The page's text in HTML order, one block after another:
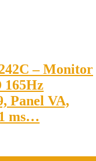
– Monitor
Panel VA,
ms…